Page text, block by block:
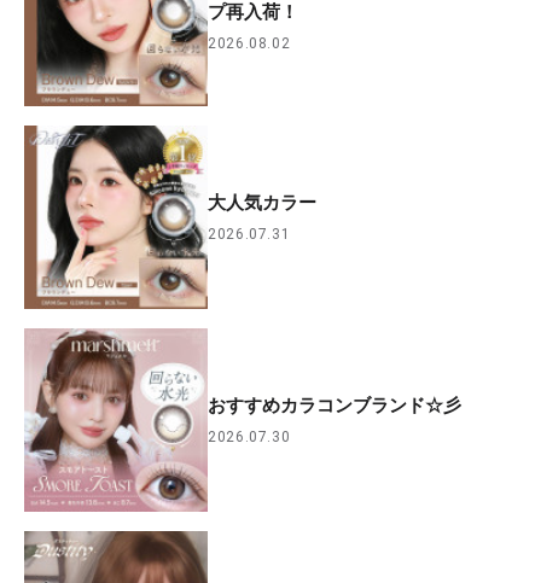
プ再入荷！
2026.08.02
大人気カラー
2026.07.31
おすすめカラコンブランド☆彡
2026.07.30